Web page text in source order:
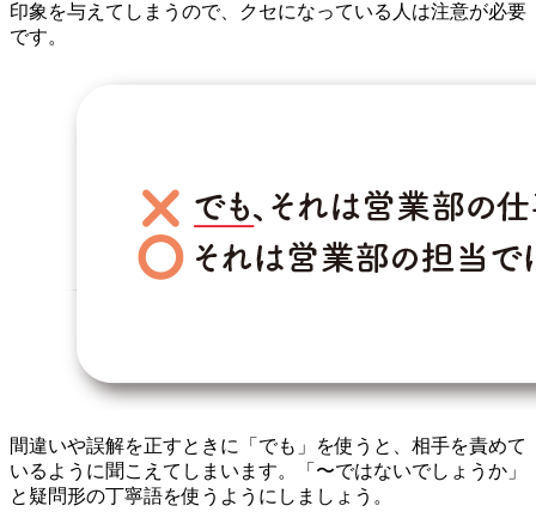
印象を与えてしまうので、クセになっている人は注意が必要
です。
間違いや誤解を正すときに「でも」を使うと、相手を責めて
いるように聞こえてしまいます。「〜ではないでしょうか」
と疑問形の丁寧語を使うようにしましょう。